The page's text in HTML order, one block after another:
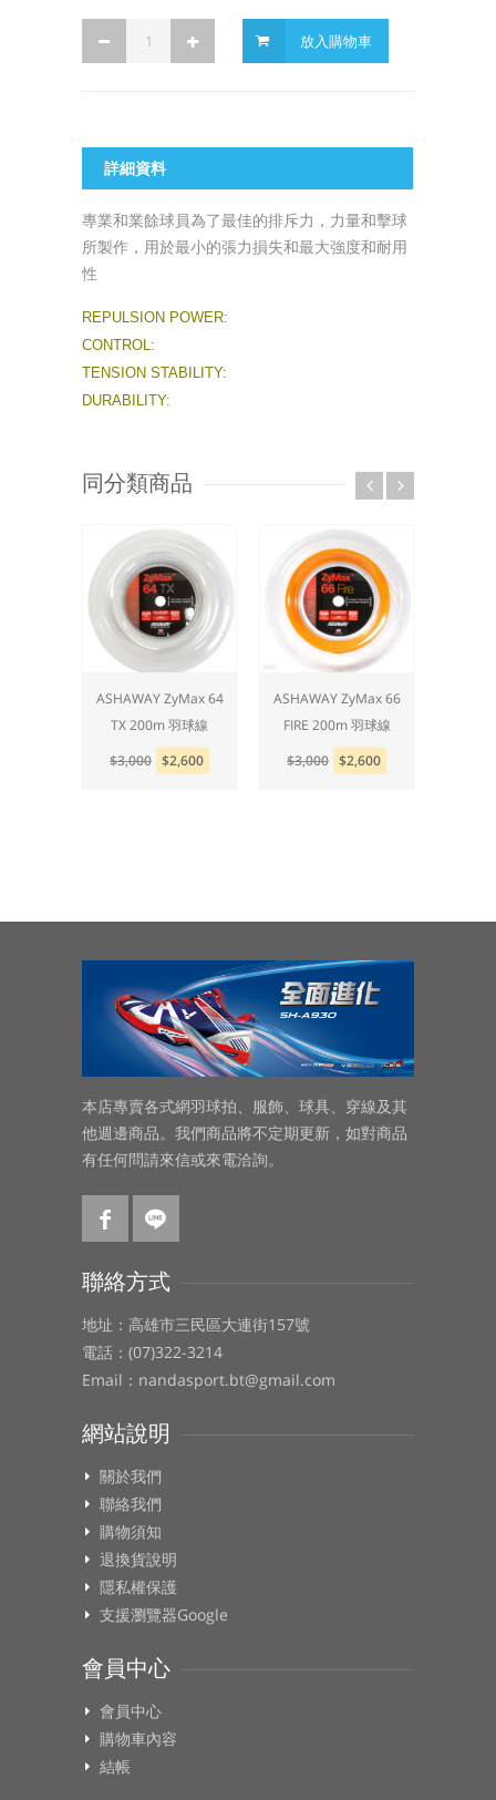
放入購物車
詳細資料
專業和業餘球員為了最佳的排斥力，力量和擊球
所製作，用於最小的張力損失和最大強度和耐用
性
REPULSION POWER:
CONTROL:
TENSION STABILITY:
DURABILITY:
同分類商品
ASHAWAY ZyMax 64
TX 200m 羽球線
$3,000 $2,600
ASHAWAY ZyMax 66
FIRE 200m 羽球線
$3,000 $2,600
本店專賣各式網羽球拍、服飾、球具、穿線及其
他週邊商品。我們商品將不定期更新，如對商品
有任何問請來信或來電洽詢。
聯絡方式
地址：高雄市三民區大連街157號
電話：(07)322-3214
Email：nandasport.bt@gmail.com
網站說明
關於我們
聯絡我們
購物須知
退換貨說明
隱私權保護
支援瀏覽器Google
會員中心
會員中心
購物車內容
結帳